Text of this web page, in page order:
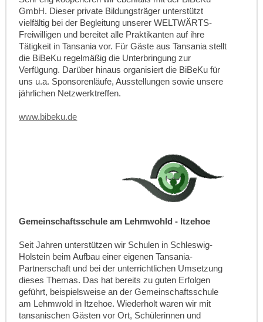
GmbH. Dieser private Bildungsträger unterstützt
vielfältig bei der Begleitung unserer WELTWÄRTS-
Freiwilligen und bereitet alle Praktikanten auf ihre
Tätigkeit in Tansania vor. Für Gäste aus Tansania stellt
die BiBeKu regelmäßig die Unterbringung zur
Verfügung. Darüber hinaus organisiert die BiBeKu für
uns u.a. Sponsorenläufe, Ausstellungen sowie unsere
jährlichen Netzwerktreffen.
www.bibeku.de
Gemeinschaftsschule am Lehmwohld - Itzehoe
Seit Jahren unterstützen wir Schulen in Schleswig-
Holstein beim Aufbau einer eigenen Tansania-
Partnerschaft und bei der unterrichtlichen Umsetzung
dieses Themas. Das hat bereits zu guten Erfolgen
geführt, beispielsweise an der Gemeinschaftsschule
am Lehmwold in Itzehoe. Wiederholt waren wir mit
tansanischen Gästen vor Ort, Schülerinnen und